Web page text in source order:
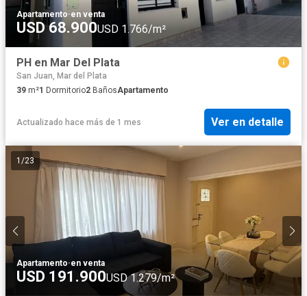
Apartamento·en venta
USD 68.900USD 1.766/m²
PH en Mar Del Plata
San Juan, Mar del Plata
39 m²1 Dormitorio2 BañosApartamento
Actualizado hace más de 1 mes Ver en detalle
1 /23
Apartamento·en venta
USD 191.900USD 1.279/m²